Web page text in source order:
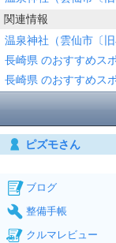
関連情報
温泉神社（雲仙市〔
長崎県 のおすすめス
長崎県 のおすすめス
ピズモさん
ブログ
整備手帳
クルマレビュー